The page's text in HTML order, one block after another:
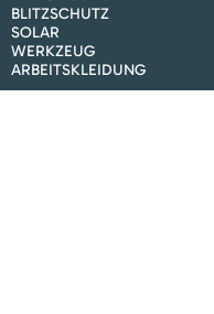
BLITZSCHUTZ
SOLAR
WERKZEUG
ARBEITSKLEIDUNG